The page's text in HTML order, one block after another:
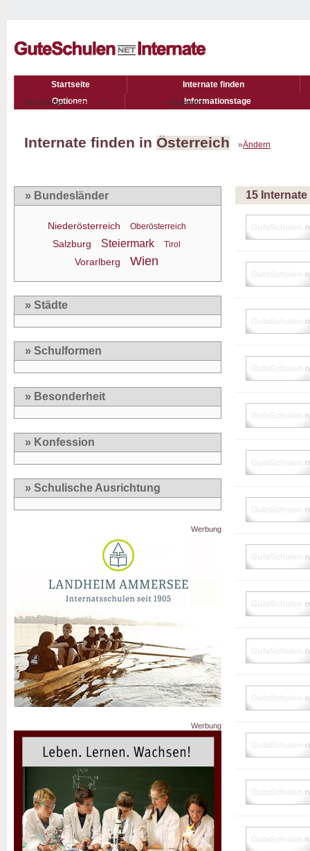
Startseite
Internate finden
Optionen
Informationstage
Sie sind hier:Startseite » » Österreich
Internate finden in Österreich »Ändern
» Bundesländer
Niederösterreich Oberösterreich
Salzburg Steiermark Tirol
Vorarlberg Wien
» Städte
» Schulformen
» Besonderheit
» Konfession
» Schulische Ausrichtung
Werbung
Werbung
15